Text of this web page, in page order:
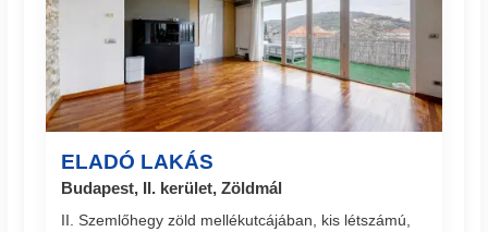
ELADÓ LAKÁS
Budapest, II. kerület, Zöldmál
II. Szemlőhegy zöld mellékutcájában, kis létszámú,